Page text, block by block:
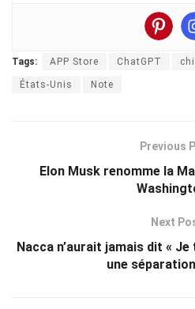
Tags: APP Store ChatGPT
États-Unis Note
Previous
Elon Musk renomme la
Next
Nacca n’aurait jamais dit « Je
une